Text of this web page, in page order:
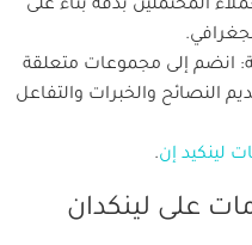
المحتملين بدقة بناءً على
انضم إلى مجموعات متعلقة
النصائح والخبرات والتفاعل
لينكيد إن.
على لينكدان